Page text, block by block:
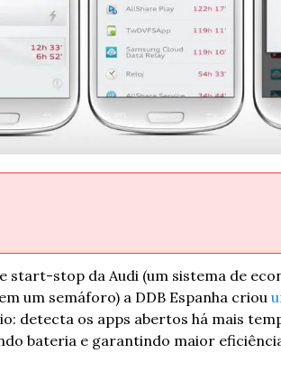
start-stop da Audi (um sistema de
um semáforo) a DDB Espanha criou
detecta os apps abertos há mais
bateria e garantindo maior